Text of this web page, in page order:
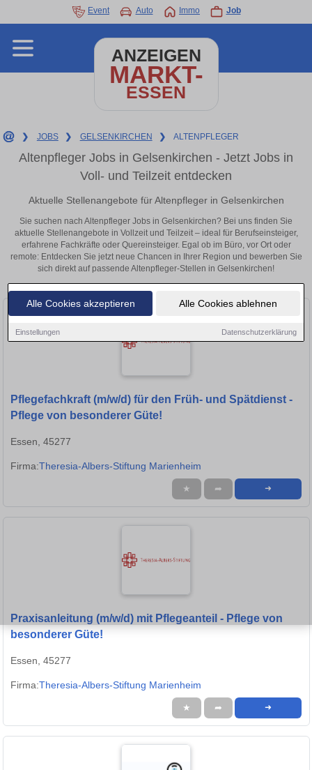
Alle Cookies akzeptieren Alle Cookies ablehnen
Einstellungen Datenschutzerklärung
Event Auto Immo Job
ANZEIGEN
MARKT-
ESSEN
❯ JOBS ❯ GELSENKIRCHEN ❯ ALTENPFLEGER
Altenpfleger Jobs in Gelsenkirchen - Jetzt Jobs in
Voll- und Teilzeit entdecken
Aktuelle Stellenangebote für Altenpfleger in Gelsenkirchen
Sie suchen nach Altenpfleger Jobs in Gelsenkirchen? Bei uns finden Sie
aktuelle Stellenangebote in Vollzeit und Teilzeit – ideal für Berufseinsteiger,
erfahrene Fachkräfte oder Quereinsteiger. Egal ob im Büro, vor Ort oder
remote: Entdecken Sie jetzt neue Chancen in Ihrer Region und bewerben Sie
sich direkt auf passende Altenpfleger-Stellen in Gelsenkirchen!
Pflegefachkraft (m/w/d) für den Früh- und Spätdienst -
Pflege von besonderer Güte!
Essen, 45277
Firma:Theresia-Albers-Stiftung Marienheim
★ ➦ ➜
Praxisanleitung (m/w/d) mit Pflegeanteil - Pflege von
besonderer Güte!
Essen, 45277
Firma:Theresia-Albers-Stiftung Marienheim
★ ➦ ➜